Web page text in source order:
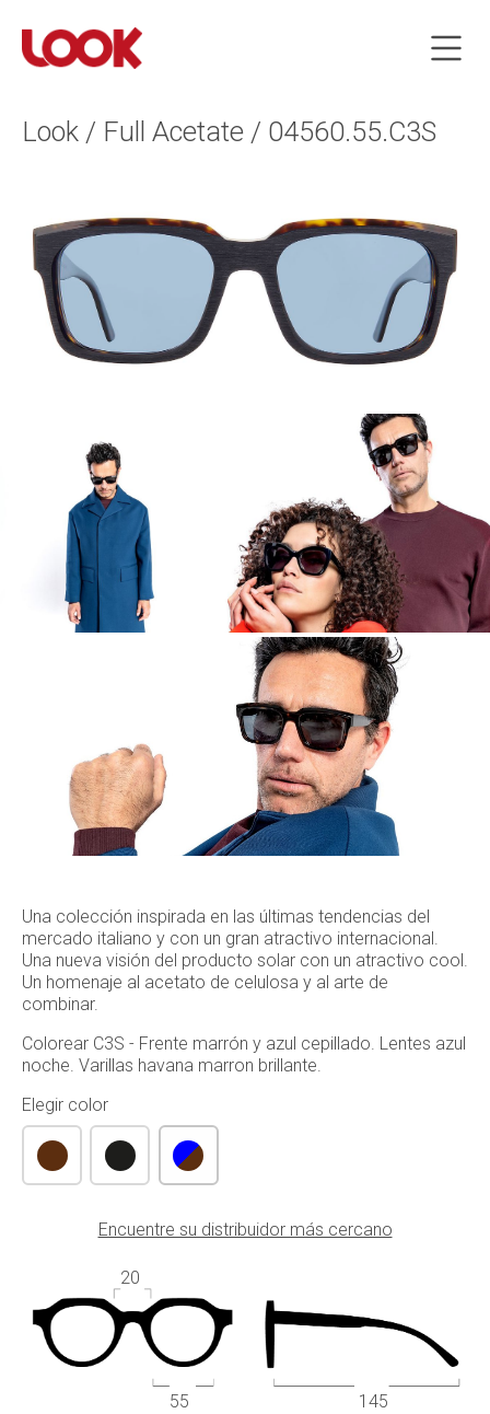
Look / Full Acetate / 04560.55.C3S
Una colección inspirada en las últimas tendencias del
mercado italiano y con un gran atractivo internacional.
Una nueva visión del producto solar con un atractivo cool.
Un homenaje al acetato de celulosa y al arte de
combinar.
Colorear C3S - Frente marrón y azul cepillado. Lentes azul
noche. Varillas havana marron brillante.
Elegir color
Encuentre su distribuidor más cercano
55
20
145